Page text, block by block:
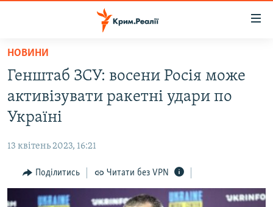
Перейти
основного
матеріалу
Перейти
до
основної
Перейти
до
пошуку
ВІДЕО ТА ФОТО
БЛОГИ
ПОГЛЯД
ІНТЕРВ'Ю
НОВИНИ
Генштаб ЗСУ: восени Росія може
активізувати ракетні удари по
Україні
13 квітень 2023, 16:21
Поділитись Читати без VPN